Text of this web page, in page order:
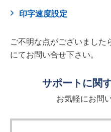
印字速度設定
ご不明な点がございました
にてお問い合せ下さい。
サポートに関
お気軽にお問